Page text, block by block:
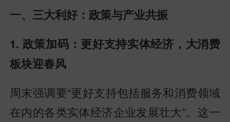
一、三大利好：政策与产业共振
1. 政策加码：更好支持实体经济，大消费
板块迎春风
周末强调要“更好支持包括服务和消费领域
在内的各类实体经济企业发展壮大”。这一